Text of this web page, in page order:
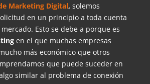
Marketing Digital, solemos
en un principio a toda cuenta
Esto se debe a porque es
en el que muchas empresas
más económico que otros
que puede suceder en
similar al problema de conexión